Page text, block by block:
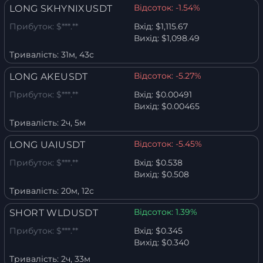
LONG SKHYNIXUSDT Відсоток: -1.54%
Прибуток: $***.** Вхід: $1,115.67
Вихід: $1,098.49
Тривалість: 31м, 43с
LONG AKEUSDT Відсоток: -5.27%
Прибуток: $***.** Вхід: $0.00491
Вихід: $0.00465
Тривалість: 2ч, 5м
LONG UAIUSDT Відсоток: -5.45%
Прибуток: $***.** Вхід: $0.538
Вихід: $0.508
Тривалість: 20м, 12с
SHORT WLDUSDT Відсоток: 1.39%
Прибуток: $***.** Вхід: $0.345
Вихід: $0.340
Тривалість: 2ч, 33м